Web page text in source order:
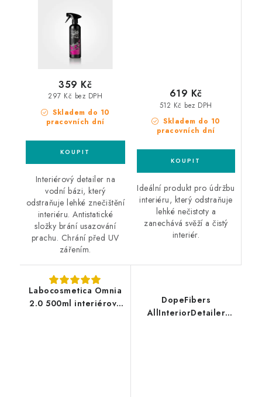
Skladem do 10
pracovních dní
297 Kč bez DPH
359 Kč
Interiérový detailer na
vodní bázi, který
odstraňuje lehké znečištění
interiéru. Antistatické
složky brání usazování
prachu. Chrání před UV
zářením.
Skladem do 10
pracovních dní
512 Kč bez DPH
619 Kč
Ideální produkt pro údržbu
interiéru, který odstraňuje
lehké nečistoty a
zanechává svěží a čistý
interiér.
Labocosmetica Omnia
2.0 500ml interiérový
DopeFibers
AllInteriorDetailer